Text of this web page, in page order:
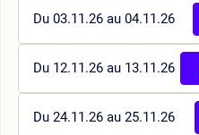
Du 03.11.26 au 04.11.26
Du 12.11.26 au 13.11.26
Du 24.11.26 au 25.11.26